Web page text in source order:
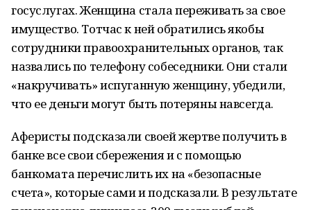
госуслугах. Женщина стала переживать за свое
имущество. Тотчас к ней обратились якобы
сотрудники правоохранительных органов, так
назвались по телефону собеседники. Они стали
«накручивать» испуганную женщину, убедили,
что ее деньги могут быть потеряны навсегда.
Аферисты подсказали своей жертве получить в
банке все свои сбережения и с помощью
банкомата перечислить их на «безопасные
счета», которые сами и подсказали. В результате